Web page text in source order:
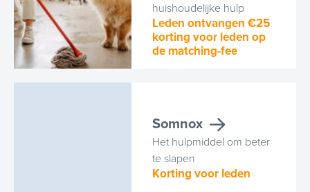
huishoudelijke hulp
Leden ontvangen €25
korting voor leden op
de matching-fee
Somnox
Het hulpmiddel om beter
te slapen
Korting voor leden